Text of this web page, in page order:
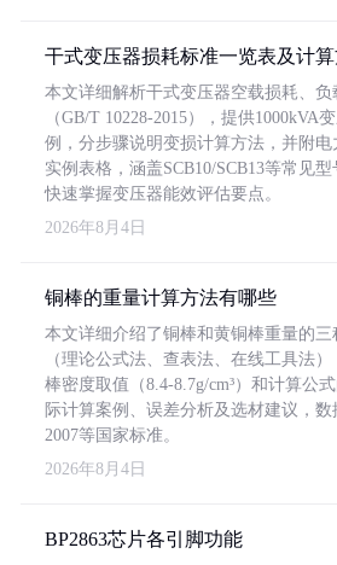
干式变压器损耗标准一览表及计
本文详细解析干式变压器空载损耗、
（GB/T 10228-2015），提供1000kVA
例，分步骤说明变损计算方法，并附
实例表格，涵盖SCB10/SCB13等常见
快速掌握变压器能效评估要点。
2026年8月4日
铜棒的重量计算方法有哪些
本文详细介绍了铜棒和黄铜棒重量的
（理论公式法、查表法、在线工具法
棒密度取值（8.4-8.7g/cm³）和计算公
际计算案例、误差分析及选材建议，数
2007等国家标准。
2026年8月4日
BP2863芯片各引脚功能